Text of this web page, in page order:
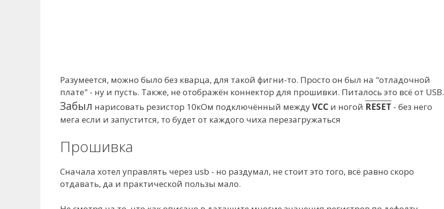
Разумеется, можно было без кварца, для такой фигни-то. Просто он был на "отладочной
плате" - ну и пусть. Также, не отображён коннектор для прошивки. Питалось это всё от USB.
Забыл нарисовать резистор 10кОм подключённый междуVCC и ногой RESET - без него
мега если и запустится, то будет от каждого чиха перезагружаться
Прошивка
Сначала хотел управлять через usb - но раздумал, не стоит это того, всё равно скоро
отдавать, да и практической пользы мало.